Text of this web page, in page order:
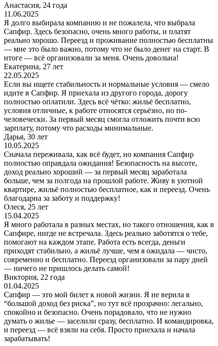
Анастасия, 24 года
11.06.2025
Я долго выбирала компанию и не пожалела, что выбрала
Сапфир. Здесь безопасно, очень много работы, и платят
реально хорошо. Переезд и проживание полностью бесплатны
— мне это было важно, потому что не было денег на старт. В
итоге — всё организовали за меня. Очень довольна!
Екатерина, 27 лет
22.05.2025
Если вы ищете стабильность и нормальные условия — смело
идите в Сапфир. Я приехала из другого города, дорогу
полностью оплатили. Здесь всё чётко: жильё бесплатно,
условия отличные, к работе относятся серьёзно, но по-
человечески. За первый месяц смогла отложить почти всю
зарплату, потому что расходы минимальные.
Дарья, 30 лет
10.05.2025
Сначала переживала, как всё будет, но компания Сапфир
полностью оправдала ожидания! Безопасность на высоте,
доход реально хороший — за первый месяц заработала
больше, чем за полгода на прошлой работе. Живу в уютной
квартире, жильё полностью бесплатное, как и переезд. Очень
благодарна за заботу и поддержку!
Олеся, 25 лет
15.04.2025
Я много работала в разных местах, но такого отношения, как в
Сапфире, нигде не встречала. Здесь реально заботятся о тебе,
помогают на каждом этапе. Работа есть всегда, деньги
приходят стабильно, а жильё лучше, чем я ожидала — чисто,
современно и бесплатно. Переезд организовали за пару дней
— ничего не пришлось делать самой!
Виктория, 22 года
01.04.2025
Сапфир — это мой билет к новой жизни. Я не верила в
“большой доход без риска”, но тут всё прозрачно: легально,
спокойно и безопасно. Очень порадовало, что не нужно
думать о жилье — заселили сразу, бесплатно. И командировка,
и переезд — всё взяли на себя. Просто приехала и начала
зарабатывать!